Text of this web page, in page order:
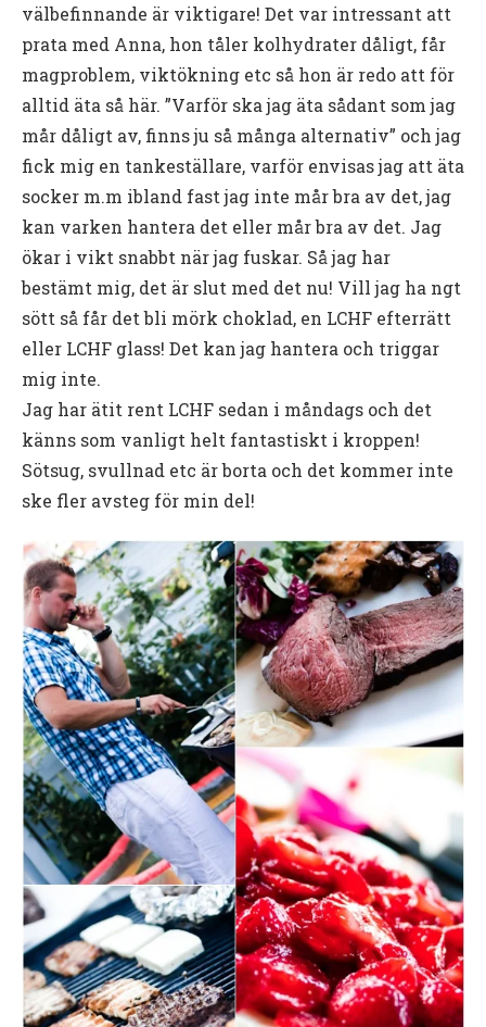
välbefinnande är viktigare! Det var intressant att
prata med Anna, hon tåler kolhydrater dåligt, får
magproblem, viktökning etc så hon är redo att för
alltid äta så här. ”Varför ska jag äta sådant som jag
mår dåligt av, finns ju så många alternativ” och jag
fick mig en tankeställare, varför envisas jag att äta
socker m.m ibland fast jag inte mår bra av det, jag
kan varken hantera det eller mår bra av det. Jag
ökar i vikt snabbt när jag fuskar. Så jag har
bestämt mig, det är slut med det nu! Vill jag ha ngt
sött så får det bli mörk choklad, en LCHF efterrätt
eller LCHF glass! Det kan jag hantera och triggar
mig inte.
Jag har ätit rent LCHF sedan i måndags och det
känns som vanligt helt fantastiskt i kroppen!
Sötsug, svullnad etc är borta och det kommer inte
ske fler avsteg för min del!